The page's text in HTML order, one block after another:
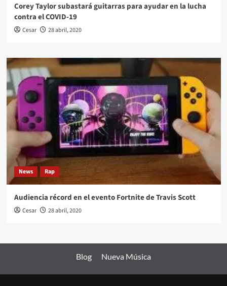
Corey Taylor subastará guitarras para ayudar en la lucha
contra el COVID-19
Cesar 28 abril, 2020
News Rap
Audiencia récord en el evento Fortnite de Travis Scott
Cesar 28 abril, 2020
Blog Nueva Música